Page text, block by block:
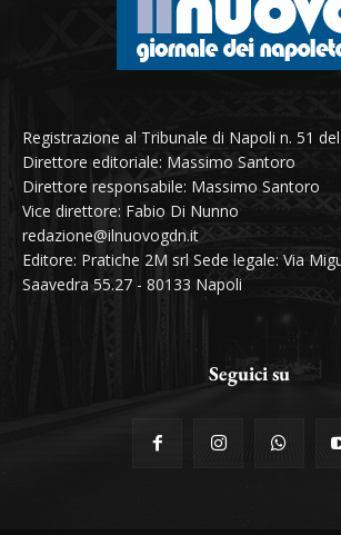
Registrazione al Tribunale di Napoli n. 51
Direttore editoriale: Massimo Santoro
Direttore responsabile: Massimo Santoro
Vice direttore: Fabio Di Nunno
redazione@ilnuovogdn.it
Editore: Pratiche 2M srl Sede legale: Via
Saavedra 55.27 - 80133 Napoli
Seguici su